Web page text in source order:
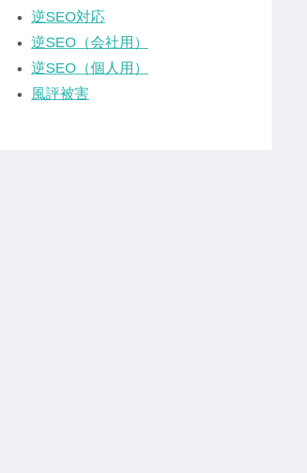
逆SEO対応
逆SEO（会社用）
逆SEO（個人用）
風評被害